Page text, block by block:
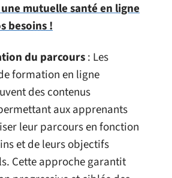
mutuelle santé en ligne
besoins !
du parcours: Les
formation en ligne
des contenus
aux apprenants
leur parcours en fonction
et de leurs objectifs
Cette approche garantit